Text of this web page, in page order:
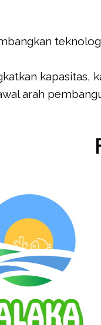
kapasitas,
arah